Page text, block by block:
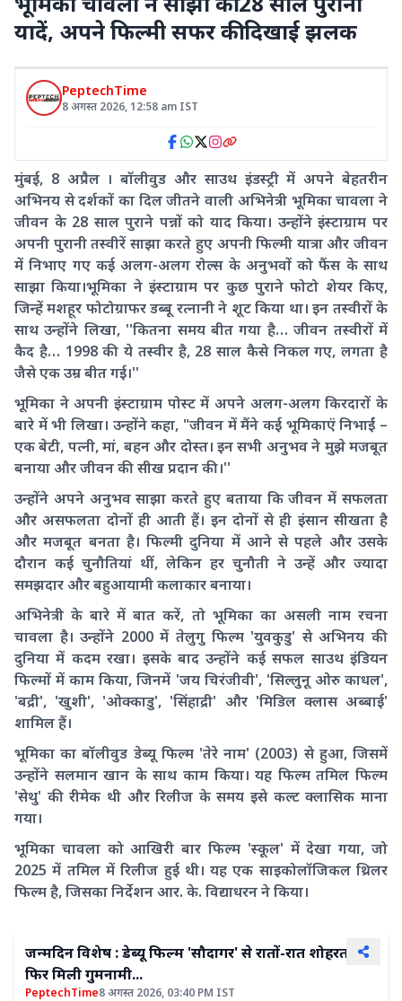
यादें, अपने फिल्मी सफर की दिखाई झलक
PeptechTime
8 अगस्त 2026, 12:58 am IST
मुंबई, 8 अप्रैल । बॉलीवुड और साउथ इंडस्ट्री में अपने बेहतरीन
अभिनय से दर्शकों का दिल जीतने वाली अभिनेत्री भूमिका चावला ने
जीवन के 28 साल पुराने पन्नों को याद किया। उन्होंने इंस्टाग्राम पर
अपनी पुरानी तस्वीरें साझा करते हुए अपनी फिल्मी यात्रा और जीवन
में निभाए गए कई अलग-अलग रोल्स के अनुभवों को फैंस के साथ
साझा किया।भूमिका ने इंस्टाग्राम पर कुछ पुराने फोटो शेयर किए,
जिन्हें मशहूर फोटोग्राफर डब्बू रत्नानी ने शूट किया था। इन तस्वीरों के
साथ उन्होंने लिखा, ''कितना समय बीत गया है… जीवन तस्वीरों में
कैद है… 1998 की ये तस्वीर है, 28 साल कैसे निकल गए, लगता है
जैसे एक उम्र बीत गई।''
भूमिका ने अपनी इंस्टाग्राम पोस्ट में अपने अलग-अलग किरदारों के
बारे में भी लिखा। उन्होंने कहा, "जीवन में मैंने कई भूमिकाएंं निभाईं –
एक बेटी, पत्नी, मां, बहन और दोस्त। इन सभी अनुभव ने मुझे मजबूत
बनाया और जीवन की सीख प्रदान की।''
उन्होंने अपने अनुभव साझा करते हुए बताया कि जीवन में सफलता
और असफलता दोनों ही आती हैं। इन दोनों से ही इंसान सीखता है
और मजबूत बनता है। फिल्मी दुनिया में आने से पहले और उसके
दौरान कई चुनौतियां थीं, लेकिन हर चुनौती ने उन्हें और ज्यादा
समझदार और बहुआयामी कलाकार बनाया।
अभिनेत्री के बारे में बात करें, तो भूमिका का असली नाम रचना
चावला है। उन्होंने 2000 में तेलुगु फिल्म 'युवकुडु' से अभिनय की
दुनिया में कदम रखा। इसके बाद उन्होंने कई सफल साउथ इंडियन
फिल्मों में काम किया, जिनमें 'जय चिरंजीवी', 'सिल्लुनू ओरु काधल',
'बद्री', 'खुशी', 'ओक्काडु', 'सिंहाद्री' और 'मिडिल क्लास अब्बाई'
शामिल हैं।
भूमिका का बॉलीवुड डेब्यू फिल्म 'तेरे नाम' (2003) से हुआ, जिसमें
उन्होंने सलमान खान के साथ काम किया। यह फिल्म तमिल फिल्म
'सेथु' की रीमेक थी और रिलीज के समय इसे कल्ट क्लासिक माना
गया।
भूमिका चावला को आखिरी बार फिल्म 'स्कूल' में देखा गया, जो
2025 में तमिल में रिलीज हुई थी। यह एक साइकोलॉजिकल थ्रिलर
फिल्म है, जिसका निर्देशन आर. के. विद्याधरन ने किया।
जन्मदिन विशेष : डेब्यू फिल्म 'सौदागर' से रातों-रात शोहरत,
फिर मिली गुमनामी...
PeptechTime8 अगस्त 2026, 03:40 PM IST